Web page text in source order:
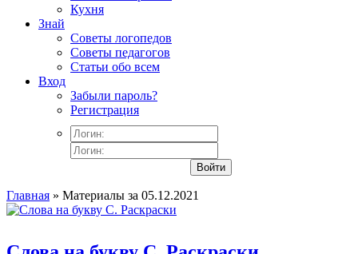
Кухня
Знай
Советы логопедов
Советы педагогов
Статьи обо всем
Вход
Забыли пароль?
Регистрация
Войти
Главная » Материалы за 05.12.2021